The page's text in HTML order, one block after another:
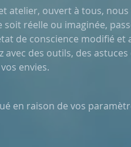
soit réelle ou imaginée,
de conscience modifié
avec des outils, des
envies.
en raison de vos